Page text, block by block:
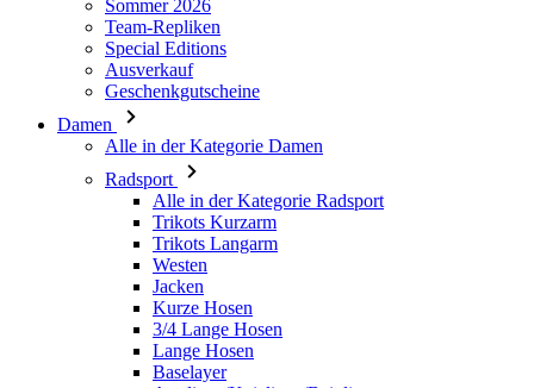
Damen
Alle in der Kategorie Damen
Radsport
Alle in der Kategorie Radsport
Trikots Langarm
Westen
Jacken
Kurze Hosen
3/4 Lange Hosen
Lange Hosen
Baselayer
Armlinge/Knielinge/Beinlinge
Caps & Mützen
Handschuhe
Socken
Andere